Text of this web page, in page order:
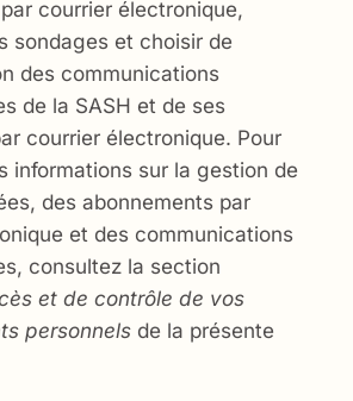
courrier électronique,
sondages et choisir de
des communications
de la SASH et de ses
courrier électronique. Pour
informations sur la gestion de
des abonnements par
et des communications
consultez la section
et de contrôle de vos
personnels de la présente